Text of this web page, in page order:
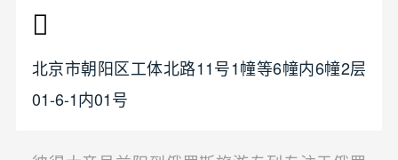
北京市朝阳区工体北路11号1幢等6幢内6幢2层
01-6-1内01号